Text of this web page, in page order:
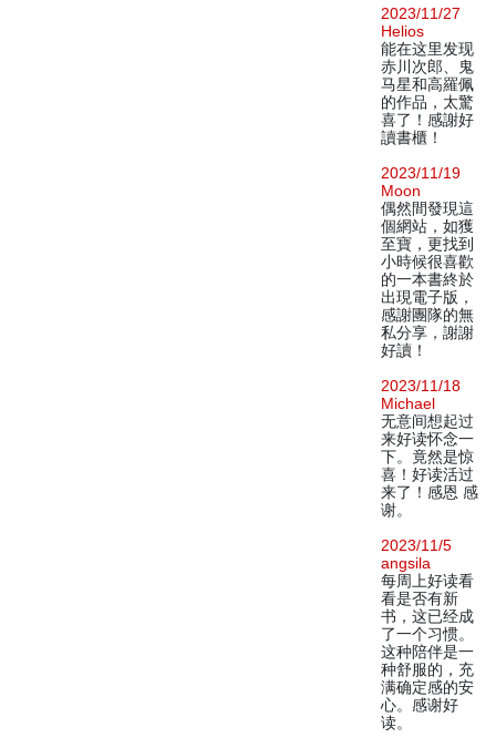
2023/11/27
Helios
能在这里发现
赤川次郎、鬼
马星和高羅佩
的作品，太驚
喜了！感謝好
讀書櫃！
2023/11/19
Moon
偶然間發現這
個網站，如獲
至寶，更找到
小時候很喜歡
的一本書終於
出現電子版，
感謝團隊的無
私分享，謝謝
好讀！
2023/11/18
Michael
无意间想起过
来好读怀念一
下。竟然是惊
喜！好读活过
来了！感恩 感
谢。
2023/11/5
angsila
每周上好读看
看是否有新
书，这已经成
了一个习惯。
这种陪伴是一
种舒服的，充
满确定感的安
心。感谢好
读。